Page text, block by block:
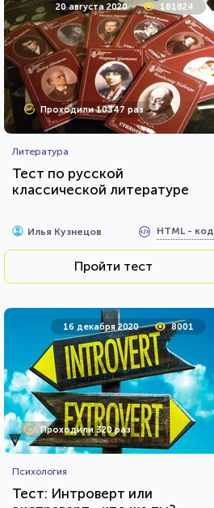
20 августа 2020 181824
Проходили 10347 раз
Литература
Тест по русской
классической литературе
Илья Кузнецов HTML - код
Пройти тест
16 декабря 2020 8001
Проходили 320 раз
Психология
Тест: Интроверт или